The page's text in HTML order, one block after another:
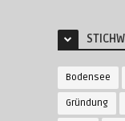
Bodensee
Gründung